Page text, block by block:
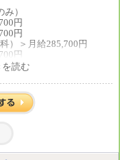
）
円
円
）＞月給285,700円
円
：305,700円（総合職）
円（総合職）／253,10
読む